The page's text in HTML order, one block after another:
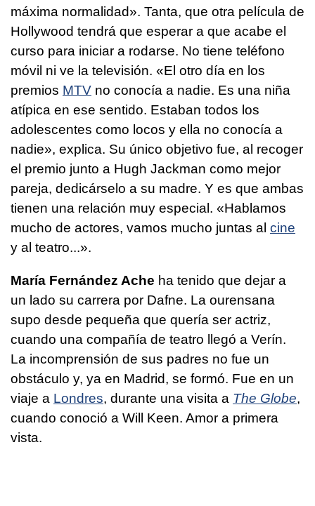
máxima normalidad». Tanta, que otra película de
Hollywood tendrá que esperar a que acabe el
curso para iniciar a rodarse. No tiene teléfono
móvil ni ve la televisión. «El otro día en los
premios MTV no conocía a nadie. Es una niña
atípica en ese sentido. Estaban todos los
adolescentes como locos y ella no conocía a
nadie», explica. Su único objetivo fue, al recoger
el premio junto a Hugh Jackman como mejor
pareja, dedicárselo a su madre. Y es que ambas
tienen una relación muy especial. «Hablamos
mucho de actores, vamos mucho juntas al cine
y al teatro...».
María Fernández Ache ha tenido que dejar a
un lado su carrera por Dafne. La ourensana
supo desde pequeña que quería ser actriz,
cuando una compañía de teatro llegó a Verín.
La incomprensión de sus padres no fue un
obstáculo y, ya en Madrid, se formó. Fue en un
viaje a Londres, durante una visita a The Globe,
cuando conoció a Will Keen. Amor a primera
vista.